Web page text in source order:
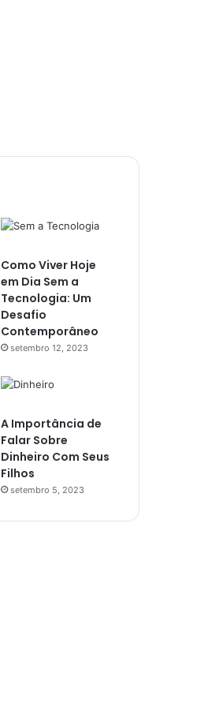
Como Viver Hoje
em Dia Sem a
Tecnologia: Um
Desafio
Contemporâneo
setembro 12, 2023
A Importância de
Falar Sobre
Dinheiro Com Seus
Filhos
setembro 5, 2023